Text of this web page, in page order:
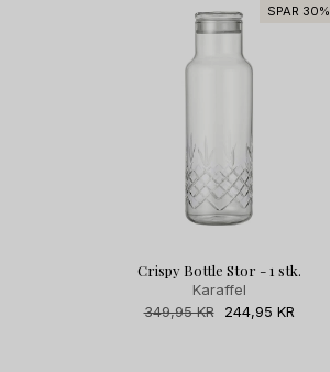
SPAR 30%
Crispy Bottle Stor - 1 stk.
Karaffel
Normalpris
349,95 KR Udsalgspris
244,95 KR